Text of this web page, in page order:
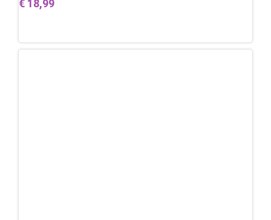
€ 18,99